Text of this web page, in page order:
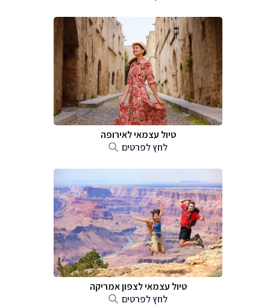
טיול עצמאי לאירופה
לחץ לפרטים
טיול עצמאי לצפון אמריקה
לחץ לפרטים